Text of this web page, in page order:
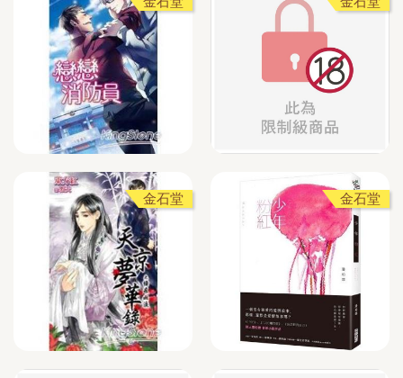
金石堂 金石堂